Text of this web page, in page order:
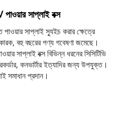
সাপ্লাই বক্স
পাওয়ার সাপ্লাই স্যুইচ করার ক্ষেত্রে
বহু বছরের পণ্য গবেষণা জমেছে।
সাপ্লাই বক্স বিভিন্ন ধরনের সিসিটিভি
কনভার্টার ইত্যাদির জন্য উপযুক্ত।
সমাধান প্রদান।